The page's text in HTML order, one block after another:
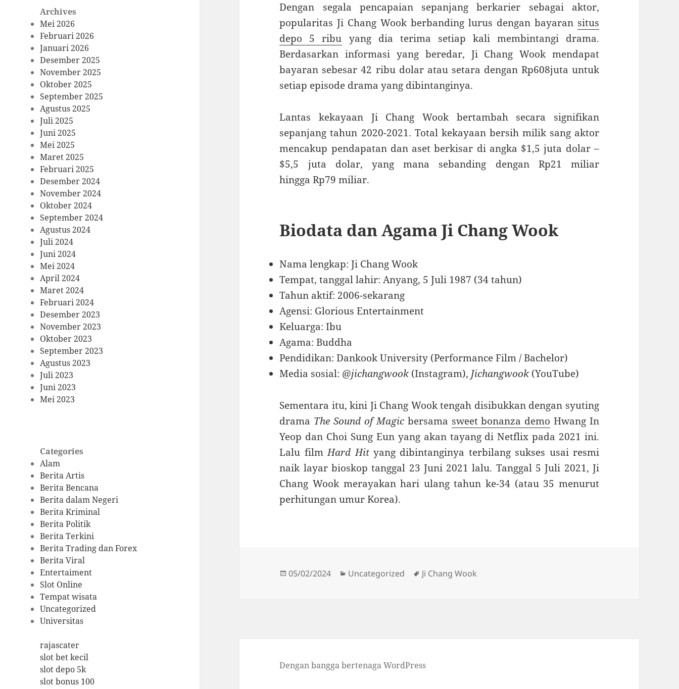
Archives
Mei 2026
Februari 2026
Januari 2026
Desember 2025
November 2025
Oktober 2025
September 2025
Agustus 2025
Juli 2025
Juni 2025
Mei 2025
Maret 2025
Februari 2025
Desember 2024
November 2024
Oktober 2024
September 2024
Agustus 2024
Juli 2024
Juni 2024
Mei 2024
April 2024
Maret 2024
Februari 2024
Desember 2023
November 2023
Oktober 2023
September 2023
Agustus 2023
Juli 2023
Juni 2023
Mei 2023
Categories
Alam
Berita Artis
Berita Bencana
Berita dalam Negeri
Berita Kriminal
Berita Politik
Berita Terkini
Berita Trading dan Forex
Berita Viral
Entertaiment
Slot Online
Tempat wisata
Uncategorized
Universitas
rajascater
slot bet kecil
slot depo 5k
slot bonus 100
Dengan segala pencapaian sepanjang berkarier sebagai aktor,
popularitas Ji Chang Wook berbanding lurus dengan bayaran situs
depo 5 ribu yang dia terima setiap kali membintangi drama.
Berdasarkan informasi yang beredar, Ji Chang Wook mendapat
bayaran sebesar 42 ribu dolar atau setara dengan Rp608juta untuk
setiap episode drama yang dibintanginya.
Lantas kekayaan Ji Chang Wook bertambah secara signifikan
sepanjang tahun 2020-2021. Total kekayaan bersih milik sang aktor
mencakup pendapatan dan aset berkisar di angka $1,5 juta dolar –
$5,5 juta dolar, yang mana sebanding dengan Rp21 miliar
hingga Rp79 miliar.
Biodata dan Agama Ji Chang Wook
Nama lengkap: Ji Chang Wook
Tempat, tanggal lahir: Anyang, 5 Juli 1987 (34 tahun)
Tahun aktif: 2006-sekarang
Agensi: Glorious Entertainment
Keluarga: Ibu
Agama: Buddha
Pendidikan: Dankook University (Performance Film / Bachelor)
Media sosial: @jichangwook(Instagram), Jichangwook(YouTube)
Sementara itu, kini Ji Chang Wook tengah disibukkan dengan syuting
drama The Sound of Magicbersama sweet bonanza demo Hwang In
Yeop dan Choi Sung Eun yang akan tayang di Netflix pada 2021 ini.
Lalu filmHard Hityang dibintanginya terbilang sukses usai resmi
naik layar bioskop tanggal 23 Juni 2021 lalu. Tanggal 5 Juli 2021, Ji
Chang Wook merayakan hari ulang tahun ke-34 (atau 35 menurut
perhitungan umur Korea).
Diposkan
05/02/2024 Kategori
Uncategorized Tag
Ji Chang Wook
Dengan bangga bertenaga WordPress